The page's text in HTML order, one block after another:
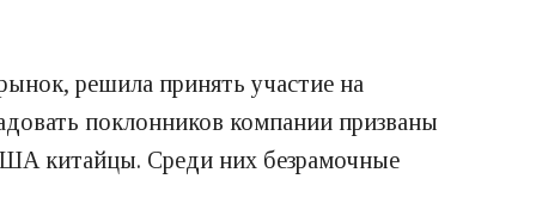
решила принять участие на
поклонников компании призваны
китайцы. Среди них безрамочные